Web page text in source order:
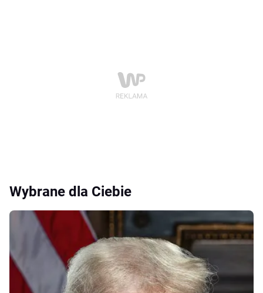
Wybrane dla Ciebie